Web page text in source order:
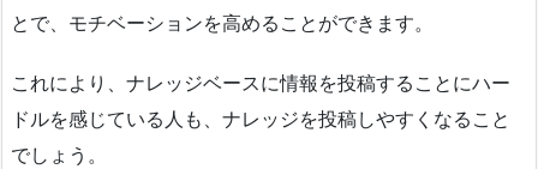
とで、モチベーションを高めることができます。
これにより、ナレッジベースに情報を投稿することにハー
ドルを感じている人も、ナレッジを投稿しやすくなること
でしょう。